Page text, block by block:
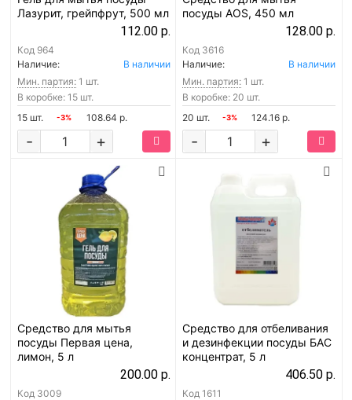
Лазурит, грейпфрут, 500 мл
112.00 р.
Код 964
Наличие:
В наличии
Мин. партия: 1 шт.
В коробке: 15 шт.
15 шт.
-3% 108.64 р.
+
-
посуды AOS, 450 мл
128.00 р.
Код 3616
Наличие:
В наличии
Мин. партия: 1 шт.
В коробке: 20 шт.
20 шт.
-3% 124.16 р.
+
-
Средство для мытья
посуды Первая цена,
лимон, 5 л
200.00 р.
Код 3009
Средство для отбеливания
и дезинфекции посуды БАС
концентрат, 5 л
406.50 р.
Код 1611